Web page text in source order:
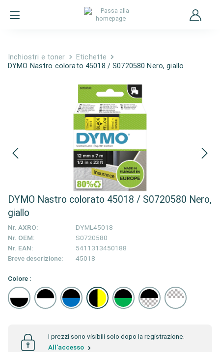
Inchiostri e toner
Etichette
DYMO Nastro colorato 45018 / S0720580 Nero, giallo
DYMO Nastro colorato 45018 / S0720580 Nero,
giallo
Nr. AXRO:
DYML45018
Nr. OEM:
S0720580
Nr. EAN:
5411313450188
Breve descrizione:
45018
Colore :
I prezzi sono visibili solo dopo la registrazione.
All'accesso